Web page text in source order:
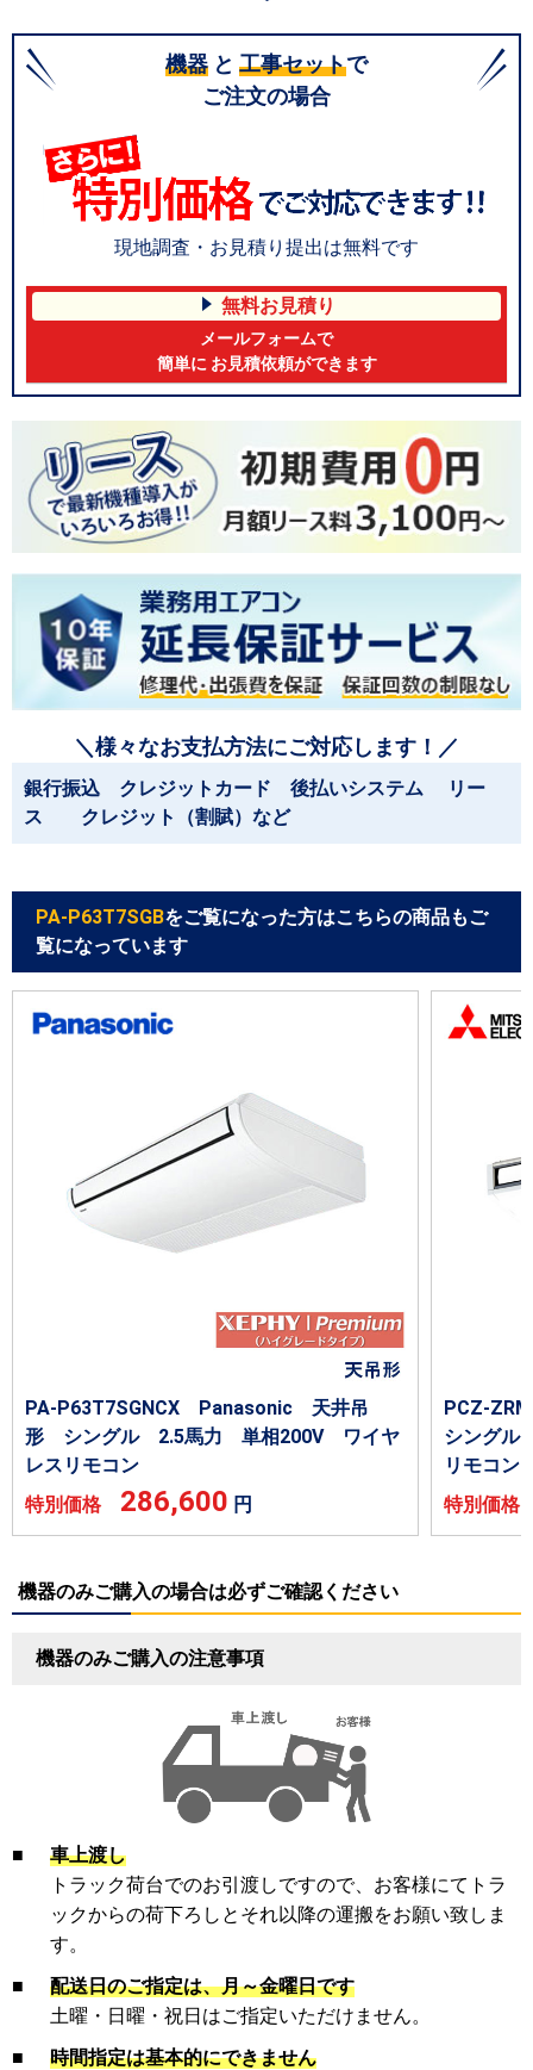
機器 と 工事セットで
ご注文の場合
現地調査・お見積り提出は無料です
無料お見積り
メールフォームで
簡単に お見積依頼ができます
＼様々なお支払方法にご対応します！／
銀行振込 クレジットカード 後払いシステム リー
ス クレジット（割賦）など
PA-P63T7SGBをご覧になった方はこちらの商品もご
覧になっています
PA-P63T7SGNCX Panasonic 天井吊
形 シングル 2.5馬力 単相200V ワイヤ
レスリモコン
特別価格 286,600 円
PCZ-
シング
リモコン
特別価
機器のみご購入の場合は必ずご確認ください
機器のみご購入の注意事項
■
車上渡し
トラック荷台でのお引渡しですので、お客様にてトラ
ックからの荷下ろしとそれ以降の運搬をお願い致しま
す。
■
配送日のご指定は、月～金曜日です
土曜・日曜・祝日はご指定いただけません。
■
時間指定は基本的にできません